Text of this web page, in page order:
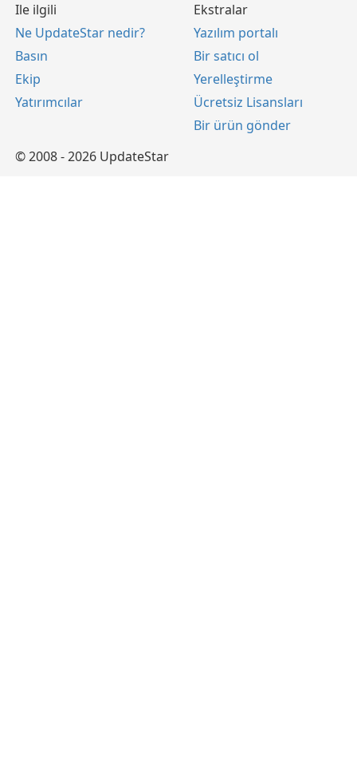
Ile ilgili
Ne UpdateStar nedir?
Basın
Ekip
Yatırımcılar
Ekstralar
Yazılım portalı
Bir satıcı ol
Yerelleştirme
Ücretsiz Lisansları
Bir ürün gönder
© 2008 - 2026 UpdateStar